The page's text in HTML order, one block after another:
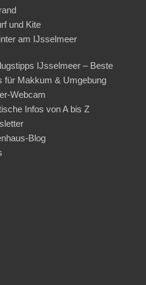
und Kite
am IJsselmeer
IJsselmeer – Beste
für Makkum & Umgebung
Webcam
Infos von A bis Z
Blog